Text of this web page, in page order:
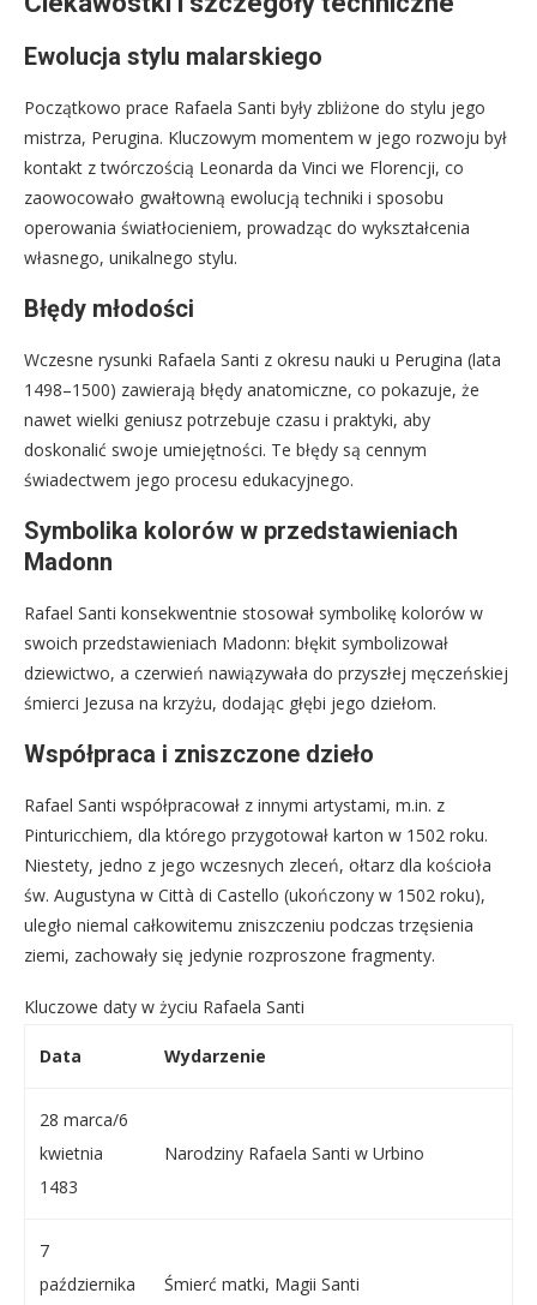
Ewolucja stylu malarskiego
Początkowo prace Rafaela Santi były zbliżone do stylu jego
mistrza, Perugina. Kluczowym momentem w jego rozwoju był
kontakt z twórczością Leonarda da Vinci we Florencji, co
zaowocowało gwałtowną ewolucją techniki i sposobu
operowania światłocieniem, prowadząc do wykształcenia
własnego, unikalnego stylu.
Błędy młodości
Wczesne rysunki Rafaela Santi z okresu nauki u Perugina (lata
1498–1500) zawierają błędy anatomiczne, co pokazuje, że
nawet wielki geniusz potrzebuje czasu i praktyki, aby
doskonalić swoje umiejętności. Te błędy są cennym
świadectwem jego procesu edukacyjnego.
Symbolika kolorów w przedstawieniach
Madonn
Rafael Santi konsekwentnie stosował symbolikę kolorów w
swoich przedstawieniach Madonn: błękit symbolizował
dziewictwo, a czerwień nawiązywała do przyszłej męczeńskiej
śmierci Jezusa na krzyżu, dodając głębi jego dziełom.
Współpraca i zniszczone dzieło
Rafael Santi współpracował z innymi artystami, m.in. z
Pinturicchiem, dla którego przygotował karton w 1502 roku.
Niestety, jedno z jego wczesnych zleceń, ołtarz dla kościoła
św. Augustyna w Città di Castello (ukończony w 1502 roku),
uległo niemal całkowitemu zniszczeniu podczas trzęsienia
ziemi, zachowały się jedynie rozproszone fragmenty.
Kluczowe daty w życiu Rafaela Santi
Data Wydarzenie
28 marca/6
kwietnia
1483
Narodziny Rafaela Santi w Urbino
7
października
Śmierć matki, Magii Santi